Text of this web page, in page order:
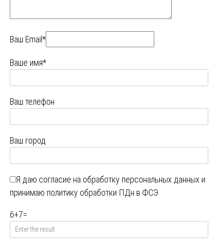
Ваш Email*
Ваше имя*
Ваш телефон
Ваш город
Я даю согласие на обработку персональных данных и
принимаю политику обработки ПДн в ФСЭ
6+7=